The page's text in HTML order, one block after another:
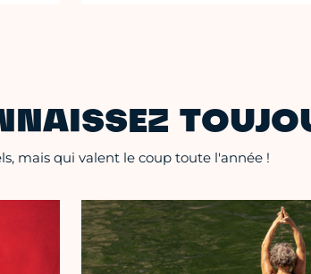
mais qui valent le coup toute l'année !